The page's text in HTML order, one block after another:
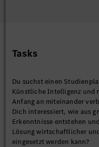
Tasks
Du suchst einen
Künstliche Intelligenz und
Anfang an miteinander
Dich interessiert, wie aus
Erkenntnisse entstehen
Lösung wirtschaftlicher
eingesetzt werden kann?